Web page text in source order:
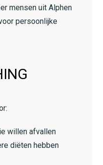
mensen uit Alphen
persoonlijke
willen afvallen
diëten hebben